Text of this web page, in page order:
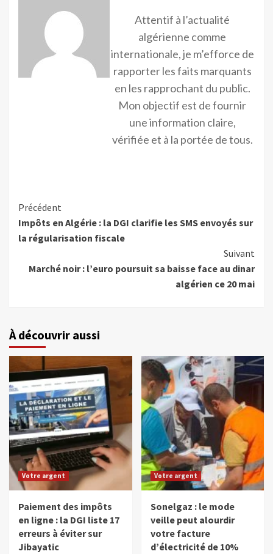
Attentif à l’actualité
algérienne comme
internationale, je m’efforce de
rapporter les faits marquants
en les rapprochant du public.
Mon objectif est de fournir
une information claire,
vérifiée et à la portée de tous.
Précédent
Impôts en Algérie : la DGI clarifie les SMS envoyés sur
la régularisation fiscale
Suivant
Marché noir : l’euro poursuit sa baisse face au dinar
algérien ce 20 mai
À découvrir aussi
Votre argent
Paiement des impôts
en ligne : la DGI liste 17
erreurs à éviter sur
Jibayatic
Votre argent
Sonelgaz : le mode
veille peut alourdir
votre facture
d’électricité de 10%